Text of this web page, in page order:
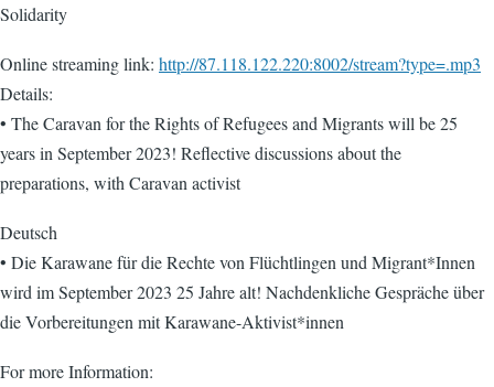
Solidarity
Online streaming link: http://87.118.122.220:8002/stream?type=.mp3
Details:
• The Caravan for the Rights of Refugees and Migrants will be 25
years in September 2023! Reflective discussions about the
preparations, with Caravan activist
Deutsch
• Die Karawane für die Rechte von Flüchtlingen und Migrant*Innen
wird im September 2023 25 Jahre alt! Nachdenkliche Gespräche über
die Vorbereitungen mit Karawane-Aktivist*innen
For more Information: